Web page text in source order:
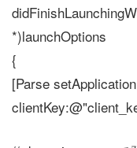
*)launchOptions
{
[Parse